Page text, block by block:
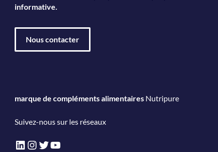
informative.
Nous contacter
marque de compléments alimentaires Nutripure
Suivez-nous sur les réseaux
LinkedIn
Instagram
Twitter
YouTube